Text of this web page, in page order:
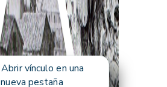
Abrir vínculo en una
nueva pestaña